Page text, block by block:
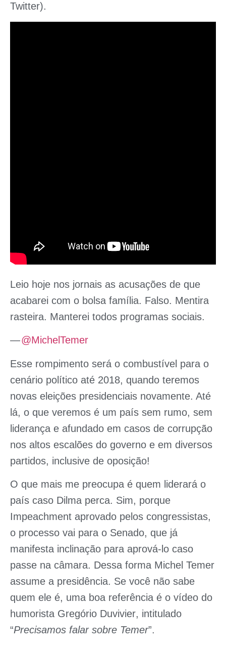
Twitter).
Leio hoje nos jornais as acusações de que
acabarei com o bolsa família. Falso. Mentira
rasteira. Manterei todos programas sociais.
—@MichelTemer
Esse rompimento será o combustível para o
cenário político até 2018, quando teremos
novas eleições presidenciais novamente. Até
lá, o que veremos é um país sem rumo, sem
liderança e afundado em casos de corrupção
nos altos escalões do governo e em diversos
partidos, inclusive de oposição!
O que mais me preocupa é quem liderará o
país caso Dilma perca. Sim, porque
Impeachment aprovado pelos congressistas,
o processo vai para o Senado, que já
manifesta inclinação para aprová-lo caso
passe na câmara. Dessa forma Michel Temer
assume a presidência. Se você não sabe
quem ele é, uma boa referência é o vídeo do
humorista Gregório Duvivier, intitulado
“Precisamos falar sobre Temer”.